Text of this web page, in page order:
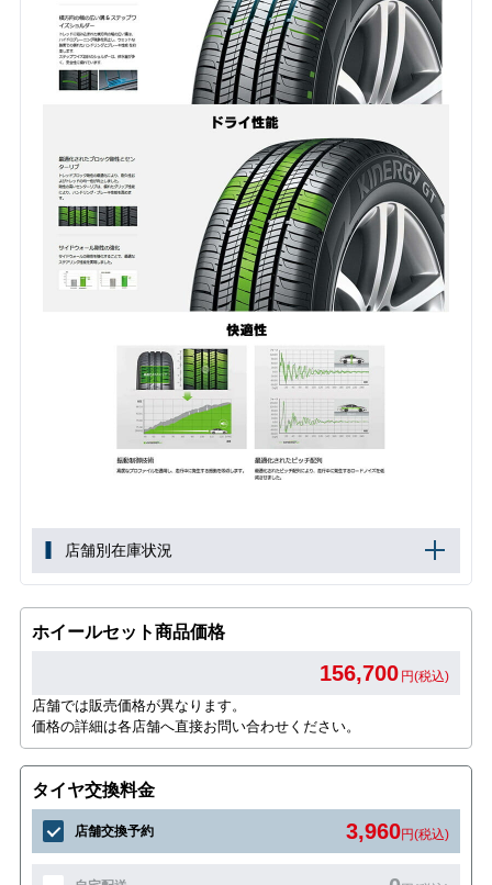
店舗別在庫状況
ホイールセット商品価格
156,700 円(税込)
店舗では販売価格が異なります。
価格の詳細は各店舗へ直接お問い合わせください。
タイヤ交換料金
店舗交換予約 3,960円(税込)